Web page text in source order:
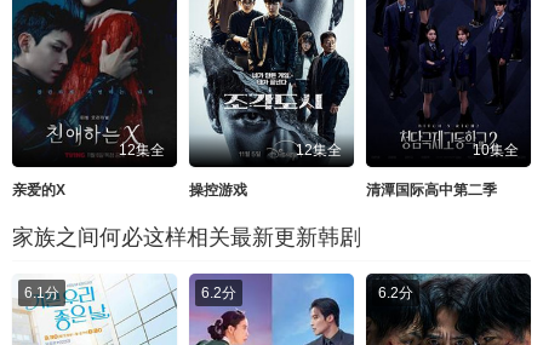
12集全
亲爱的X
12集全
操控游戏
10集全
清潭国际高中第二季
家族之间何必这样相关最新更新韩剧
6.1分 6.2分 6.2分